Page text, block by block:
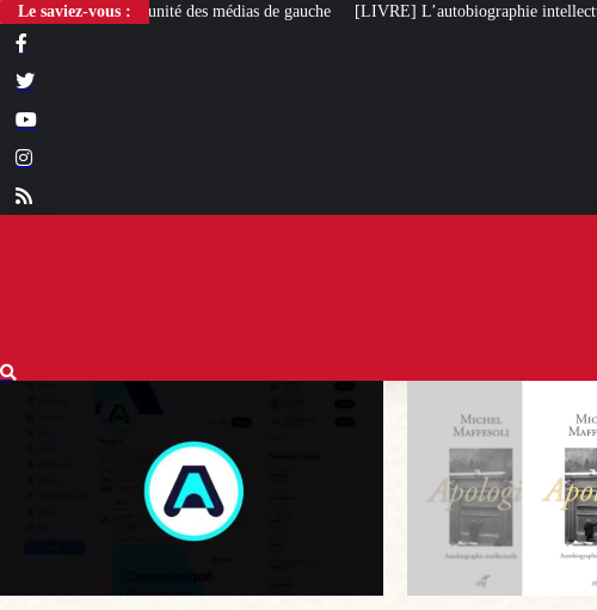
Le saviez-vous :
médias de gauche [LIVRE] L’autobiographie intellectuelle de Michel Maffesoli